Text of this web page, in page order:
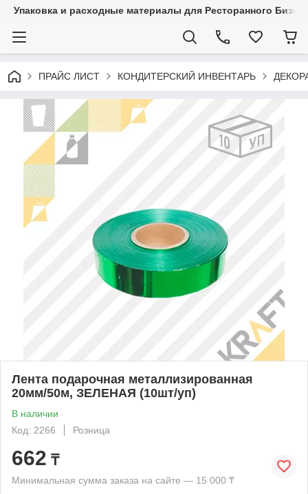
Упаковка и расходные материалы для Ресторанного
ПРАЙС ЛИСТ КОНДИТЕРСКИЙ ИНВЕНТАРЬ
Лента подарочная металлизированная
20мм/50м, ЗЕЛЕНАЯ (10шт/уп)
В наличии
Код: 2266
Розница
662 ₸
Минимальная сумма заказа на сайте — 15 000 ₸